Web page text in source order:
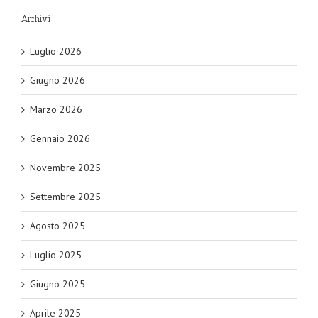
Archivi
Luglio 2026
Giugno 2026
Marzo 2026
Gennaio 2026
Novembre 2025
Settembre 2025
Agosto 2025
Luglio 2025
Giugno 2025
Aprile 2025